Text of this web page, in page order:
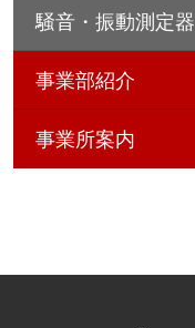
騒音・振動測定器
事業部紹介
事業所案内